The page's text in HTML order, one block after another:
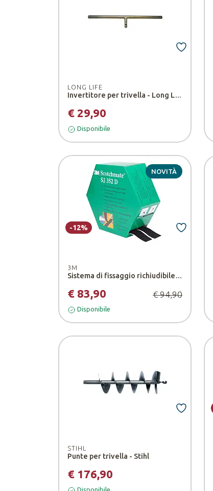
LONG LIFE
Invertitore per trivella - Long Life
€ 29,90
Disponibile
NOVITÀ
3M
Sistema di fissaggio richiudibile SJ352D
€ 83,90 € 94,90
-12%
Disponibile
STIHL
Punte per trivella - Stihl
€ 176,90
Disponibile